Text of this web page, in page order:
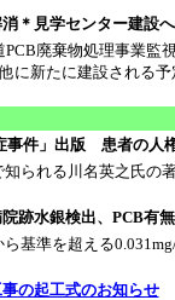
＊見学センター建設
廃棄物処理事業監
に新たに建設される予
事件」出版 患者の人
られる川名英之氏の
跡水銀検出、PCB有
基準を超える
の起工式のお知らせ